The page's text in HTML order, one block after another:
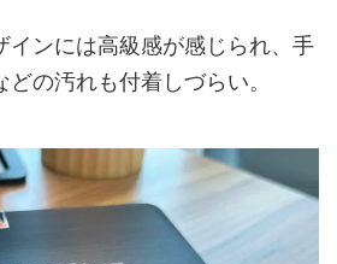
ンには高級感が感じられ、手
の汚れも付着しづらい。